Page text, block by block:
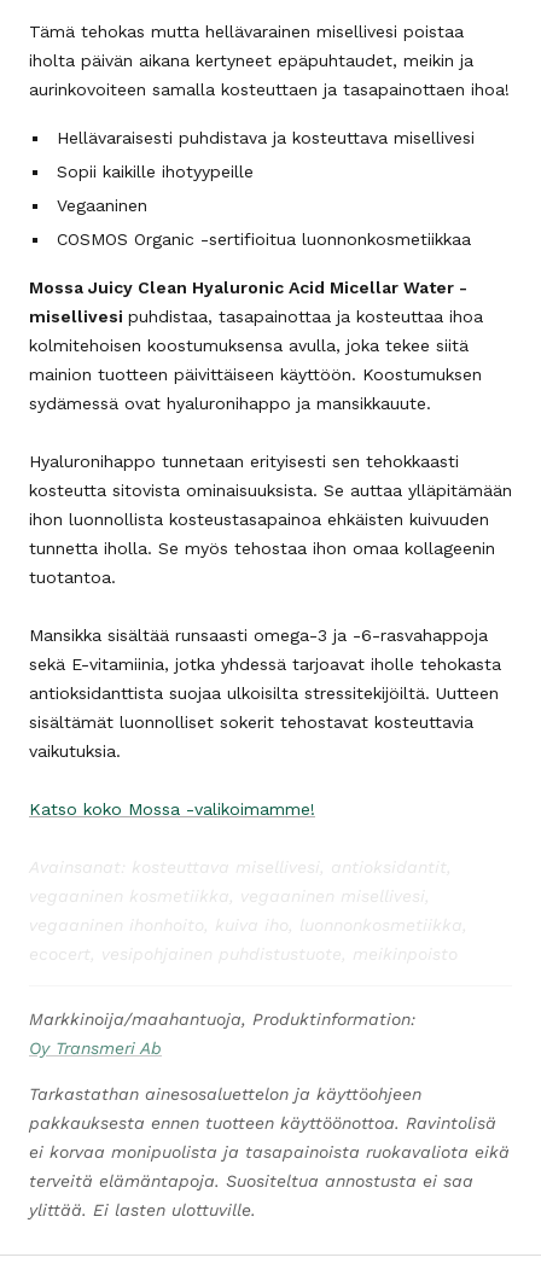
Tämä tehokas mutta hellävarainen misellivesi poistaa
iholta päivän aikana kertyneet epäpuhtaudet, meikin ja
aurinkovoiteen samalla kosteuttaen ja tasapainottaen ihoa!
Hellävaraisesti puhdistava ja kosteuttava misellivesi
Sopii kaikille ihotyypeille
Vegaaninen
COSMOS Organic -sertifioitua luonnonkosmetiikkaa
Mossa Juicy Clean Hyaluronic Acid Micellar Water -
misellivesi puhdistaa, tasapainottaa ja kosteuttaa ihoa
kolmitehoisen koostumuksensa avulla, joka tekee siitä
mainion tuotteen päivittäiseen käyttöön. Koostumuksen
sydämessä ovat hyaluronihappo ja mansikkauute.
Hyaluronihappo tunnetaan erityisesti sen tehokkaasti
kosteutta sitovista ominaisuuksista. Se auttaa ylläpitämään
ihon luonnollista kosteustasapainoa ehkäisten kuivuuden
tunnetta iholla. Se myös tehostaa ihon omaa kollageenin
tuotantoa.
Mansikka sisältää runsaasti omega-3 ja -6-rasvahappoja
sekä E-vitamiinia, jotka yhdessä tarjoavat iholle tehokasta
antioksidanttista suojaa ulkoisilta stressitekijöiltä. Uutteen
sisältämät luonnolliset sokerit tehostavat kosteuttavia
vaikutuksia.
Katso koko Mossa -valikoimamme!
Avainsanat: kosteuttava misellivesi, antioksidantit,
vegaaninen kosmetiikka, vegaaninen misellivesi,
vegaaninen ihonhoito, kuiva iho, luonnonkosmetiikka,
ecocert, vesipohjainen puhdistustuote, meikinpoisto
Markkinoija/maahantuoja, Produktinformation:
Oy Transmeri Ab
Tarkastathan ainesosaluettelon ja käyttöohjeen
pakkauksesta ennen tuotteen käyttöönottoa. Ravintolisä
ei korvaa monipuolista ja tasapainoista ruokavaliota eikä
terveitä elämäntapoja. Suositeltua annostusta ei saa
ylittää. Ei lasten ulottuville.